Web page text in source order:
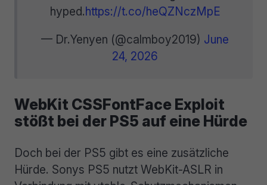
hyped.https://t.co/heQZNczMpE
— Dr.Yenyen (@calmboy2019) June
24, 2026
WebKit CSSFontFace Exploit
stößt bei der PS5 auf eine Hürde
Doch bei der PS5 gibt es eine zusätzliche
Hürde. Sonys PS5 nutzt WebKit-ASLR in